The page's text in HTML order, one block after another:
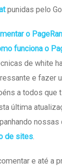
punidas pelo
o
funciona o
de white
e fazer
a todos que
última
de sites
e até a